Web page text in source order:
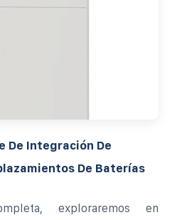
De Integración De
De Baterías
exploraremos en